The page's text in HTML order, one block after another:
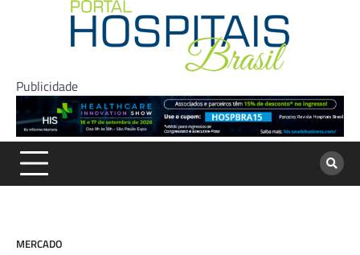
Publicidade
MERCADO